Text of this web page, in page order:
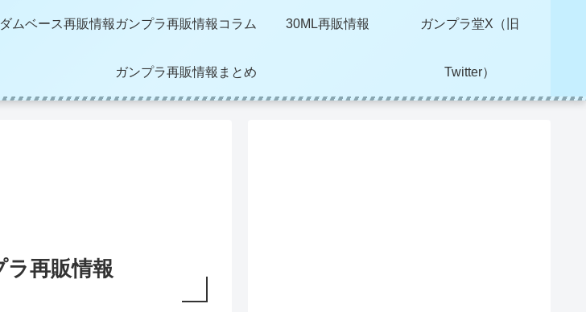
ムベース再販情報 ガンプラ再販情報コラム 30ML再販情報 ガンプラ堂X（旧
Twitter）
ガンプラ再販情報まとめ
ラ再販情報